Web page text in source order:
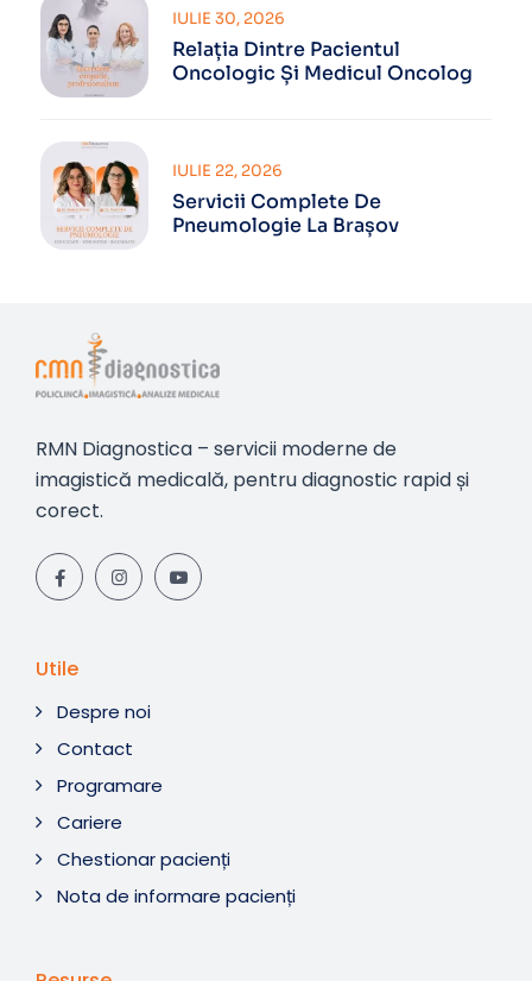
Relația Dintre Pacientul
Oncologic Și Medicul Oncolog
IULIE 30, 2026
Servicii Complete De
Pneumologie La Brașov
IULIE 22, 2026
RMN Diagnostica – servicii moderne de
imagistică medicală, pentru diagnostic rapid și
corect.
Utile
Despre noi
Contact
Programare
Cariere
Chestionar pacienți
Nota de informare pacienți